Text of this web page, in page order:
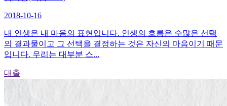
2018-10-16
내 인생은 내 마음의 표현입니다. 인생의 흐름은 수많은 선택
의 결과물이고 그 선택을 결정하는 것은 자신의 마음이기 때문
입니다. 우리는 대부분 스...
대출